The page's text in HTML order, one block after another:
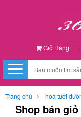
Giỏ Hàng |
Trang chủ hoa tươi
Shop bán